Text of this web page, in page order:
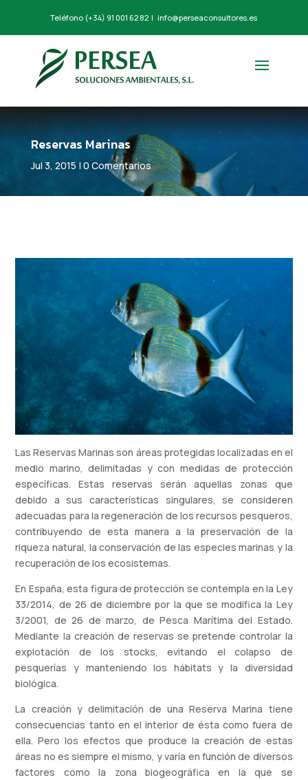
Teléfono (+34) 91 001 62 82 |info@perseaconsultores.es
Reservas Marinas
Jul 3, 2015 | 0 Comentarios
Las Reservas Marinas son áreas protegidas localizadas en el
medio marino, delimitadas y con medidas de protección
específicas. Estas reservas serán aquellas zonas que
debido a sus características singulares, se consideren
adecuadas para la regeneración de los recursos pesqueros,
contribuyendo de esta manera a la preservación de la
riqueza natural, la conservación de las especies marinas y la
recuperación de los ecosistemas.
En España, esta figura de protección se contempla en la Ley
33/2014, de 26 de diciembre por la que se modifica la Ley
3/2001, de 26 de marzo, de Pesca Marítima del Estado.
Mediante la creación de reservas se pretende controlar la
explotación de los stocks, evitando el colapso de
pesquerías y manteniendo los hábitats y la diversidad
biológica.
La creación y delimitación de una Reserva Marina tiene
consecuencias tanto en el interior de ésta como fuera de
ella. Pero los efectos que produce la creación de estas
áreas no es siempre el mismo, y varía en función de diversos
factores como la zona biogeográfica en la que se